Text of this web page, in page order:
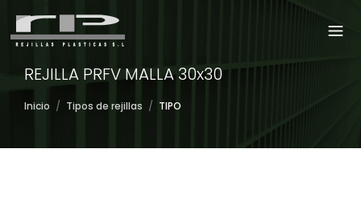
REJILLA PRFV MALLA 30x30
Inicio / Tipos de rejillas / TIPO